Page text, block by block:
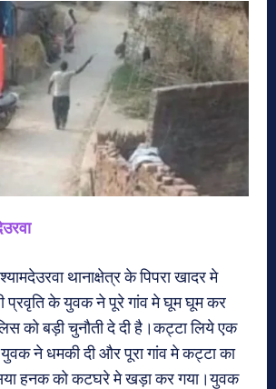
श्यामदेउरवा थानाक्षेत्र के पिपरा खादर मे
प्रवृति के युवक ने पूरे गांव मे घूम घूम कर
को बड़ी चुनौती दे दी है।कट्टा लिये एक
ने धमकी दी और पूरा गांव मे कट्टा का
हनक को कटघरे मे खड़ा कर गया।युवक